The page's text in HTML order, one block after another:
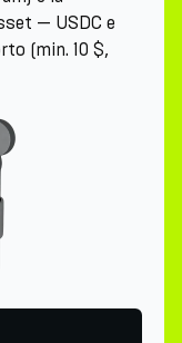
— USDC e
(min. 10 $,